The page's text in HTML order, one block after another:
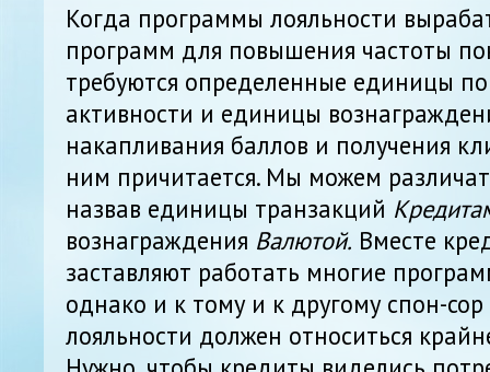
Когда программы лояльности
программ для повышения частоты
требуются определенные единицы
активности и единицы
накапливания баллов и получения
ним причитается. Мы можем
назвав единицы транзакций
вознаграждения Валютой. Вместе
заставляют работать многие
однако и к тому и к другому спон-
лояльности должен относиться